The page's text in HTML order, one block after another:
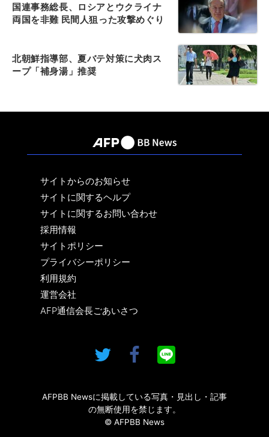
国連事務総長、ロシアとウクライナ
両国を非難 民間人狙った攻撃めぐり
北朝鮮指導部、夏バテ対策に犬肉ス
ープ「補身湯」推奨
サイトからのお知らせ
サイトに関するヘルプ
サイトに関するお問い合わせ
採用情報
サイトポリシー
プライバシーポリシー
利用規約
運営会社
AFP通信会長ごあいさつ
AFPBB Newsに掲載している写真・見出し・記事
の無断使用を禁じます。
© AFPBB News